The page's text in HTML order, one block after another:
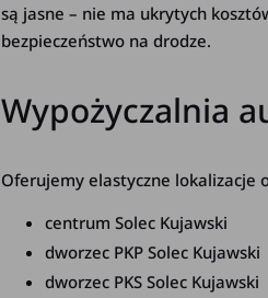
są jasne – nie ma ukrytych
bezpieczeństwo na drodze.
Wypożyczalnia
Oferujemy elastyczne lokalizacje
centrum Solec Kujawski
dworzec PKP Solec Kujawski
dworzec PKS Solec Kujawski